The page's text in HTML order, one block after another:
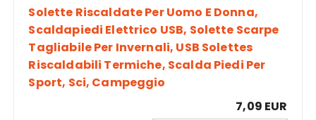
Solette Riscaldate Per Uomo E Donna,
Scaldapiedi Elettrico USB, Solette Scarpe
Tagliabile Per Invernali, USB Solettes
Riscaldabili Termiche, Scalda Piedi Per
Sport, Sci, Campeggio
7,09 EUR